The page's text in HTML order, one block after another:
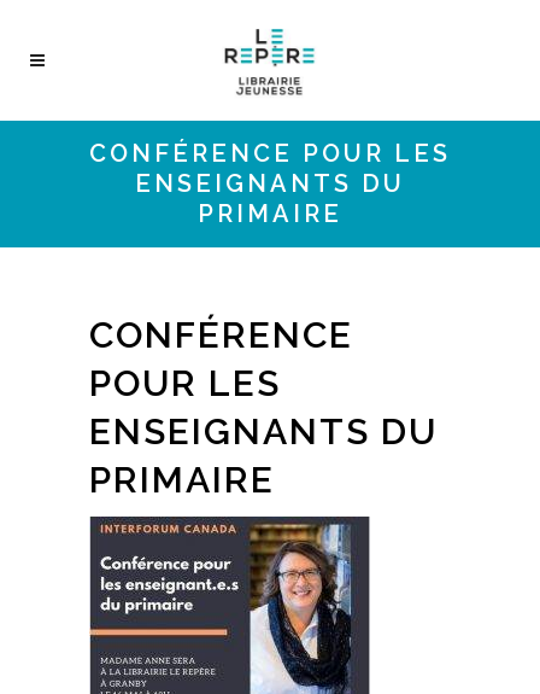
CONFÉRENCE POUR LES
ENSEIGNANTS DU
PRIMAIRE
CONFÉRENCE
POUR LES
ENSEIGNANTS DU
PRIMAIRE